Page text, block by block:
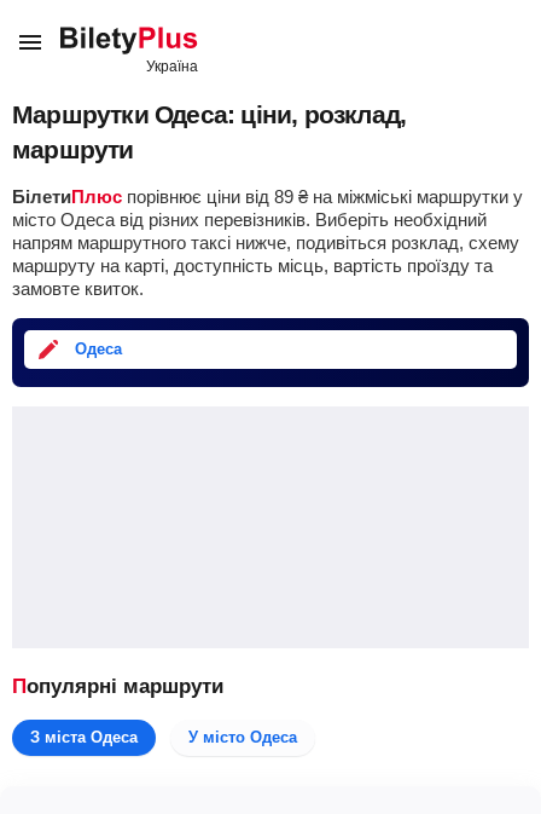
Маршрутки Одеса: ціни, розклад,
маршрути
БілетиПлюс порівнює ціни від 89 ₴на міжміські маршрутки у
місто Одеса від різних перевізників. Виберіть необхідний
напрям маршрутного таксі нижче, подивіться розклад, схему
маршруту на карті, доступність місць, вартість проїзду та
замовте квиток.
Одеса
Популярні маршрути
З міста Одеса У місто Одеса